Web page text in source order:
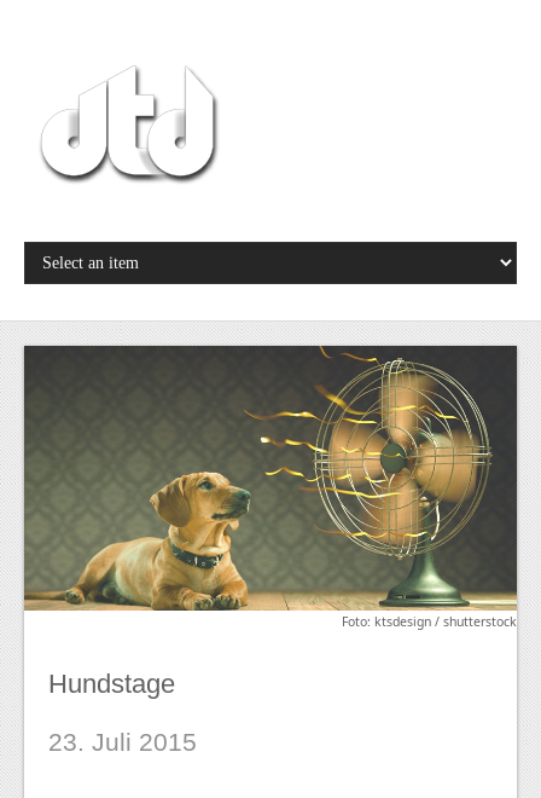
Foto: ktsdesign / shutterstock
Hundstage
23. Juli 2015